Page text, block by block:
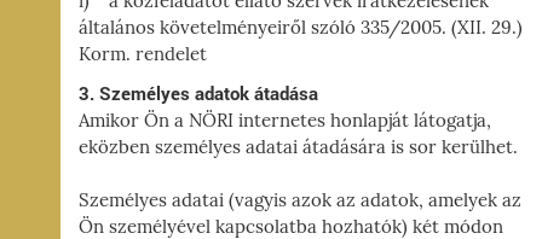
általános követelményeiről szóló 335/2005. (XII. 29.)
Korm. rendelet
3. Személyes adatok átadása
Amikor Ön a NÖRI internetes honlapját látogatja,
eközben személyes adatai átadására is sor kerülhet.
Személyes adatai (vagyis azok az adatok, amelyek az
Ön személyével kapcsolatba hozhatók) két módon